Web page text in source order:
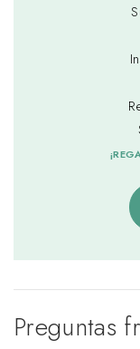
Preguntas